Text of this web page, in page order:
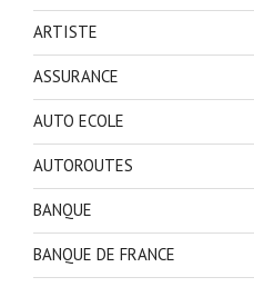
ARTISTE
ASSURANCE
AUTO ECOLE
AUTOROUTES
BANQUE
BANQUE DE FRANCE